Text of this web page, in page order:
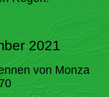
2021
von Monza